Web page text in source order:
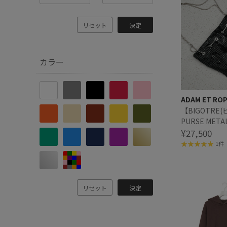
リセット 決定
カラー
リセット 決定
ADAM ET
【
PURSE
¥27,500
1件